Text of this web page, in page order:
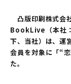
凸版印刷株式会
BookLive（本社
下、当社）は、
会員を対象に「“
た。